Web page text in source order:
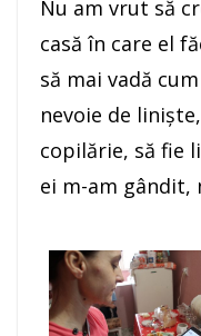
Nu am vrut să
casă în care el
să mai vadă
nevoie de
copilărie, să fie
ei m-am gândit,